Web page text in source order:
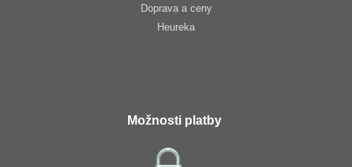
Doprava a ceny
Heureka
Možnosti platby